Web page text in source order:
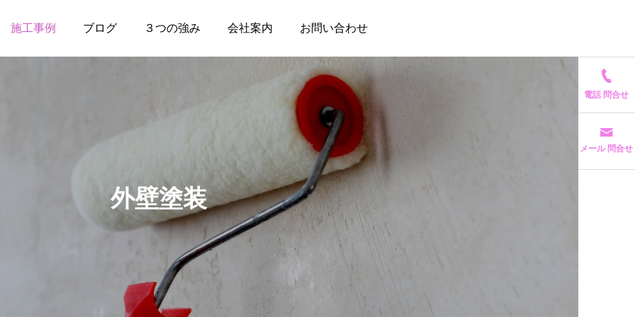
施工事例 ブログ ３つの強み 会社案内 お問い合わせ
電話 問合せ
メール 問合せ
外壁塗装